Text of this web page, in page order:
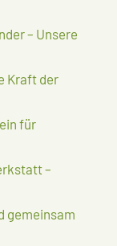
– Unsere
Kraft der
für
–
gemeinsam